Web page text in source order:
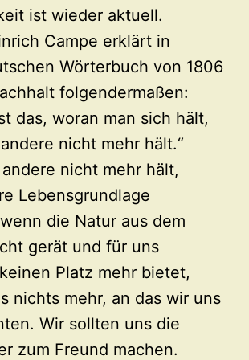
ist wieder aktuell.
Campe erklärt in
Wörterbuch von 1806
folgendermaßen:
das, woran man sich hält,
nicht mehr hält.“
nicht mehr hält,
Lebensgrundlage
die Natur aus dem
gerät und für uns
Platz mehr bietet,
nichts mehr, an das wir uns
Wir sollten uns die
zum Freund machen.